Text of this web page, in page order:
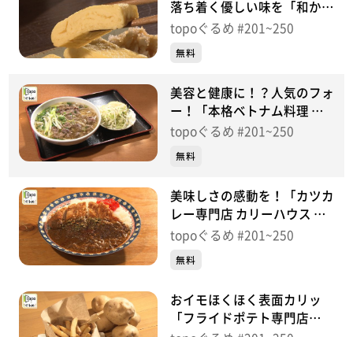
落ち着く優しい味を「和かふ
ぇ もののね」（太白区中
topoぐるめ #201~250
無料
美容と健康に！？人気のフォ
ー！「本格ベトナム料理 フ
ォーベトナム」（青葉区宮
topoぐるめ #201~250
無料
美味しさの感動を！「カツカ
レー専門店 カリーハウス マ
シャーーラ」（泉区旭丘堤）
topoぐるめ #201~250
無料
おイモほくほく表面カリッ
「フライドポテト専門店